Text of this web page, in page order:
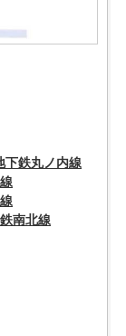
下鉄丸ノ内線
南北線